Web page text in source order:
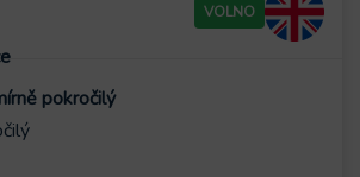
VOLNO
pokročilý